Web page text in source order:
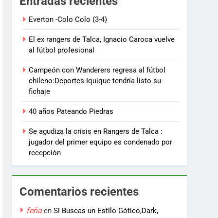
Everton -Colo Colo (3-4)
El ex rangers de Talca, Ignacio Caroca vuelve
al fútbol profesional
Campeón con Wanderers regresa al fútbol
chileno:Deportes Iquique tendría listo su
fichaje
40 años Pateando Piedras
Se agudiza la crisis en Rangers de Talca :
jugador del primer equipo es condenado por
recepción
Comentarios recientes
feña enSi Buscas un Estilo Gótico,Dark,